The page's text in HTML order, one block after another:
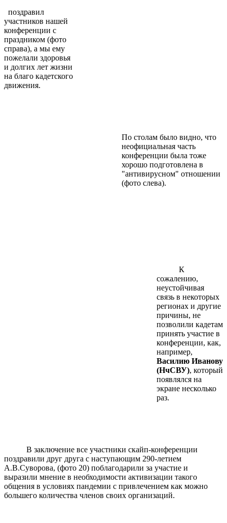
поздравил
участников нашей
конференции с
праздником (фото
справа), а мы ему
пожелали здоровья
и долгих лет жизни
на благо кадетского
движения.
По столам было видно, что
неофициальная часть
конференции была тоже
хорошо подготовлена в
"антивирусном" отношении
(фото слева).
К
сожалению,
неустойчивая
связь в некоторых
регионах и другие
причины, не
позволили кадетам
принять участие в
конференции, как,
например,
Василию Иванову
(НчСВУ), который
появлялся на
экране несколько
раз.
В заключение все участники скайп-конференции
поздравили друг друга с наступающим 290-летием
А.В.Суворова, (фото 20) поблагодарили за участие и
выразили мнение в необходимости активизации такого
общения в условиях пандемии с привлечением как можно
большего количества членов своих организаций.